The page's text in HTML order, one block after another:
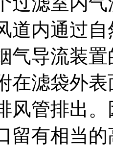
道内通过
气导流装
在滤袋外
风管排出
留有相当